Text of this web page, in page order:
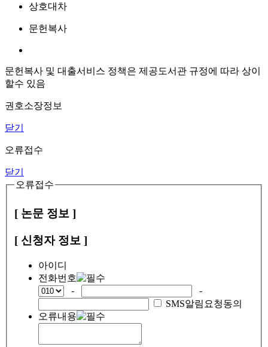
상호대차
문헌복사
문헌복사 및 대출서비스 정책은 제공도서관 규정에 따라 상이
할수 있음
권호소장정보
닫기
오류접수
닫기
오류접수
[ 논문 정보 ]
[ 신청자 정보 ]
아이디
전화번호
-
-
SMS알림요청동의
오류내용